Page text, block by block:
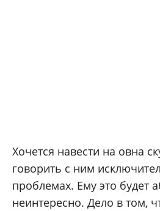
Хочется навести на овна
говорить с ним
проблемах. Ему это будет
неинтересно. Дело в том,